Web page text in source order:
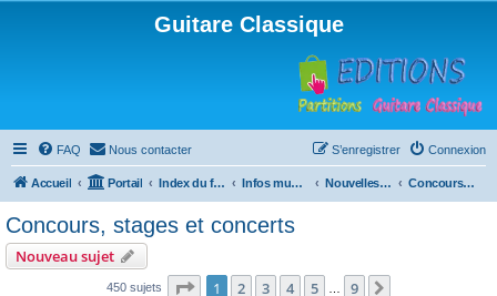
Guitare Classique
FAQ Nous contacter Connexion
S’enregistrer
Accueil Portail Index du forum Infos musicales Nouvelles de toutes sortes, concerts, partitions… Concours, stages et concerts
Concours, stages et concerts
Nouveau sujet
450 sujets Page 1sur9
1 2 3 4 5 9